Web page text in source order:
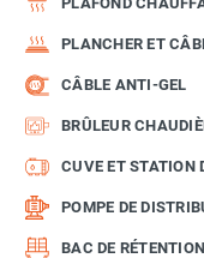
PLANCHER ET
CÂBLE ANTI-GEL
BRÛLEUR
CUVE ET STATION
POMPE DE
BAC DE RÉTENTION